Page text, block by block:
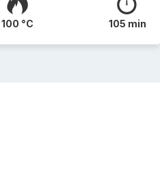
100 °C 105 min